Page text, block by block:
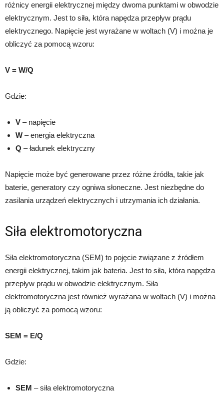
różnicy energii elektrycznej między dwoma punktami w obwodzie
elektrycznym. Jest to siła, która napędza przepływ prądu
elektrycznego. Napięcie jest wyrażane w woltach (V) i można je
obliczyć za pomocą wzoru:
V = W/Q
Gdzie:
V – napięcie
W – energia elektryczna
Q – ładunek elektryczny
Napięcie może być generowane przez różne źródła, takie jak
baterie, generatory czy ogniwa słoneczne. Jest niezbędne do
zasilania urządzeń elektrycznych i utrzymania ich działania.
Siła elektromotoryczna
Siła elektromotoryczna (SEM) to pojęcie związane z źródłem
energii elektrycznej, takim jak bateria. Jest to siła, która napędza
przepływ prądu w obwodzie elektrycznym. Siła
elektromotoryczna jest również wyrażana w woltach (V) i można
ją obliczyć za pomocą wzoru:
SEM = E/Q
Gdzie:
SEM – siła elektromotoryczna